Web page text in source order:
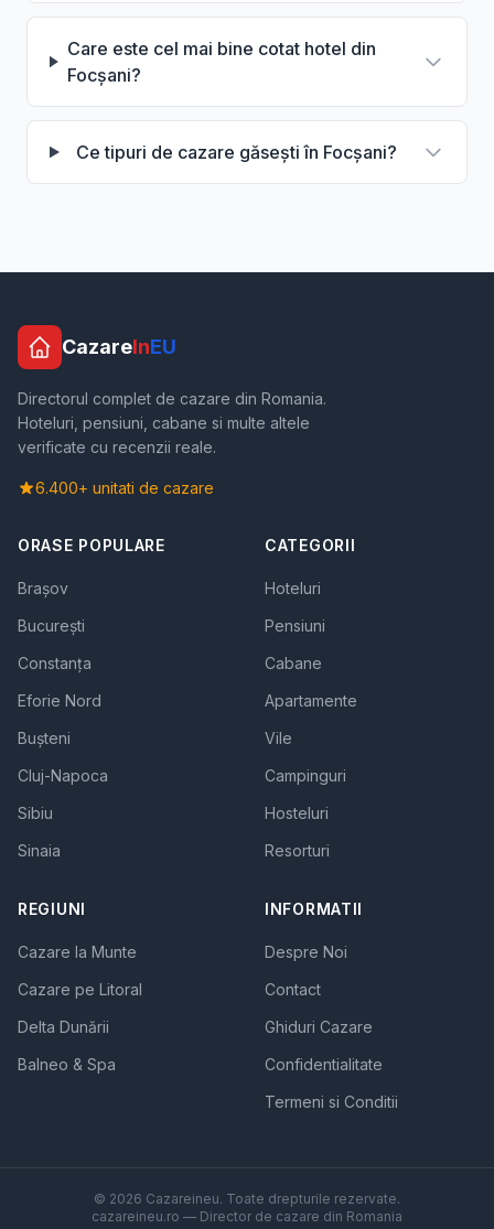
Care este cel mai bine cotat hotel din
Focșani?
Ce tipuri de cazare găsești în Focșani?
CazareInEU
Directorul complet de cazare din Romania.
Hoteluri, pensiuni, cabane si multe altele
verificate cu recenzii reale.
6.400+ unitati de cazare
ORASE POPULARE
Brașov
București
Constanța
Eforie Nord
Bușteni
Cluj-Napoca
Sibiu
Sinaia
CATEGORII
Hoteluri
Pensiuni
Cabane
Apartamente
Vile
Campinguri
Hosteluri
Resorturi
REGIUNI
Cazare la Munte
Cazare pe Litoral
Delta Dunării
Balneo & Spa
INFORMATII
Despre Noi
Contact
Ghiduri Cazare
Confidentialitate
Termeni si Conditii
© 2026 Cazareineu. Toate drepturile rezervate.
cazareineu.ro — Director de cazare din Romania